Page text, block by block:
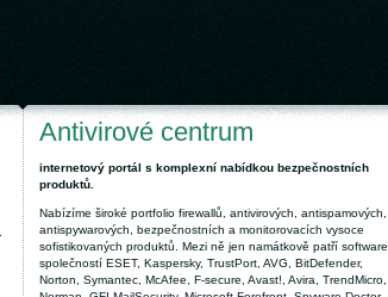
Antivirové centrum
internetový portál s komplexní nabídkou bezpečnostních
produktů.
Nabízíme široké portfolio firewallů, antivirových, antispamových,
antispywarových, bezpečnostních a monitorovacích vysoce
sofistikovaných produktů. Mezi ně jen namátkově patří software
společností ESET, Kaspersky, TrustPort, AVG, BitDefender,
Norton, Symantec, McAfee, F-secure, Avast!, Avira, TrendMicro,